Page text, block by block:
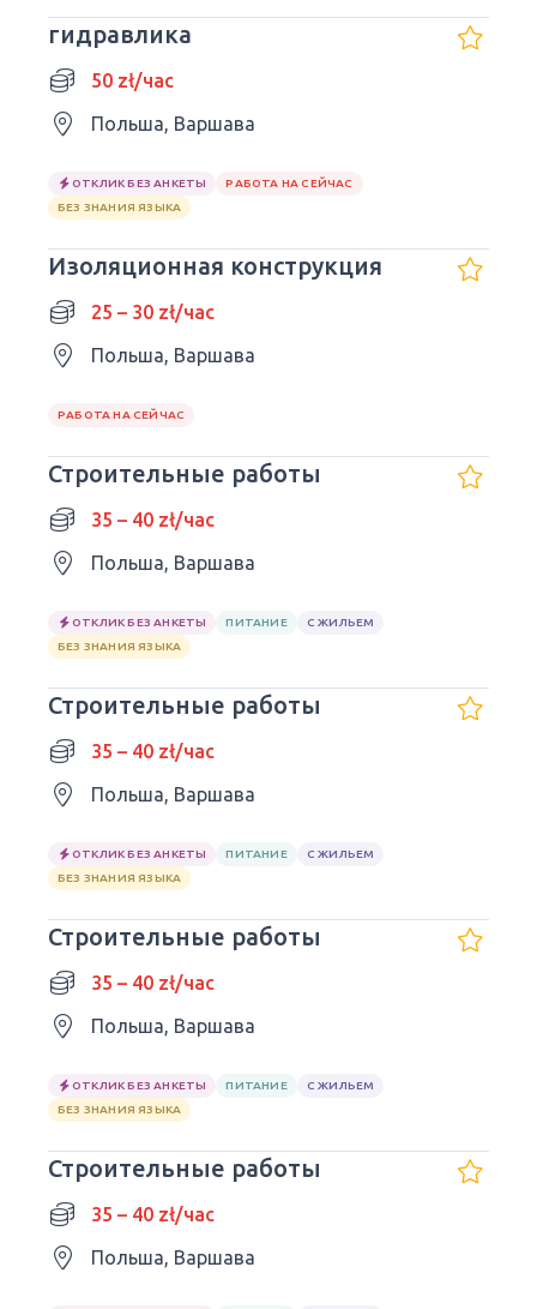
гидравлика
50 zł/час
Польша, Варшава
ОТКЛИК БЕЗ АНКЕТЫ
РАБОТА НА СЕЙЧАС
БЕЗ ЗНАНИЯ ЯЗЫКА
Изоляционная конструкция
25 – 30 zł/час
Польша, Варшава
РАБОТА НА СЕЙЧАС
Строительные работы
35 – 40 zł/час
Польша, Варшава
ОТКЛИК БЕЗ АНКЕТЫ ПИТАНИЕ
С ЖИЛЬЕМ
БЕЗ ЗНАНИЯ ЯЗЫКА
Строительные работы
35 – 40 zł/час
Польша, Варшава
ОТКЛИК БЕЗ АНКЕТЫ ПИТАНИЕ
С ЖИЛЬЕМ
БЕЗ ЗНАНИЯ ЯЗЫКА
Строительные работы
35 – 40 zł/час
Польша, Варшава
ОТКЛИК БЕЗ АНКЕТЫ ПИТАНИЕ
С ЖИЛЬЕМ
БЕЗ ЗНАНИЯ ЯЗЫКА
Строительные работы
35 – 40 zł/час
Польша, Варшава